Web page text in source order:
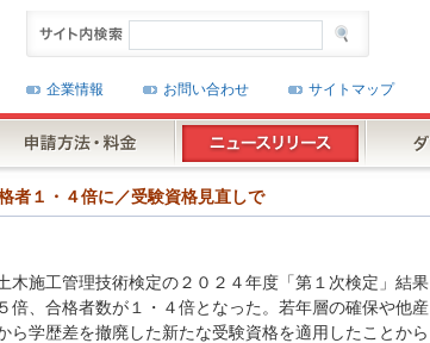
企業情報
お問い合わせ サイトマップ
１・４倍に／受験資格見直しで
施工管理技術検定の２０２４年度「第１次検定」結果
倍、合格者数が１・４倍となった。若年層の確保や他産
学歴差を撤廃した新たな受験資格を適用したことから